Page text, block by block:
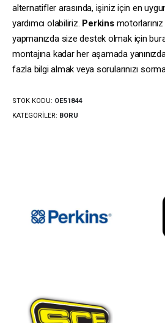
alternatifler arasında, işiniz için en
yardımcı olabiliriz. Perkins
yapmanızda size destek olmak için
montajına kadar her aşamada
fazla bilgi almak veya sorularınızı
STOK KODU: OE51844
KATEGORILER: BORU